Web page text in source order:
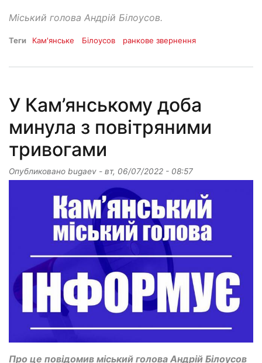
Міський голова Андрій Білоусов.
Теги Кам'янське Білоусов ранкове звернення
У Кам’янському доба
минула з повітряними
тривогами
Опубликовано bugaev - вт, 06/07/2022 - 08:57
Про це повідомив міський голова Андрій Білоусов